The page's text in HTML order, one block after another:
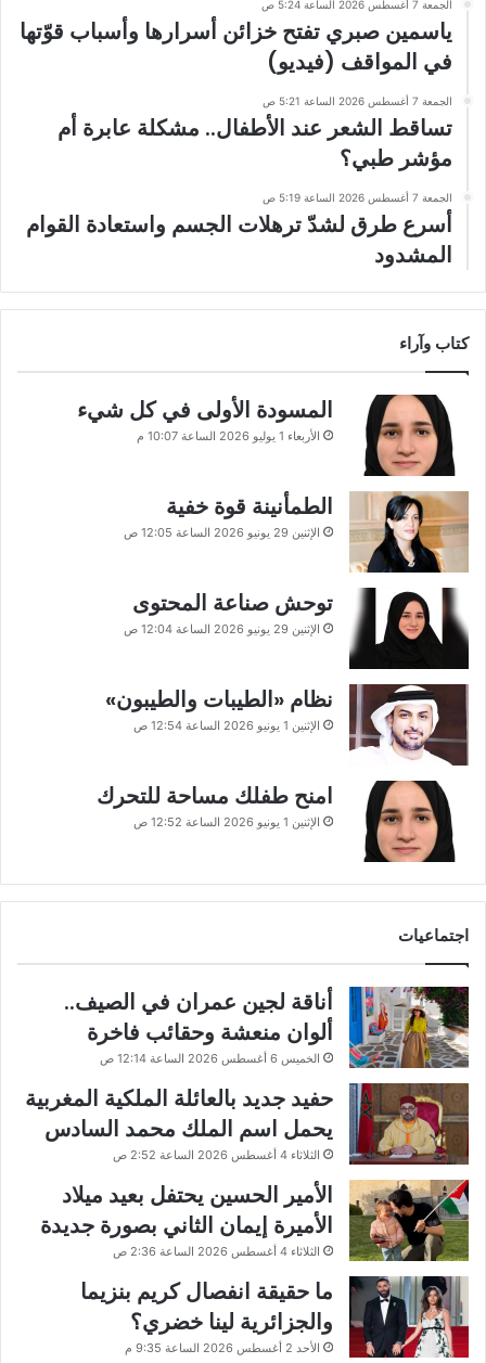
الجمعة 7 أغسطس 2026 الساعة 5:24 ص
ياسمين صبري تفتح خزائن أسرارها وأسباب قوّتها
في المواقف (فيديو)
الجمعة 7 أغسطس 2026 الساعة 5:21 ص
تساقط الشعر عند الأطفال.. مشكلة عابرة أم
مؤشر طبي؟
الجمعة 7 أغسطس 2026 الساعة 5:19 ص
أسرع طرق لشدّ ترهلات الجسم واستعادة القوام
المشدود
كتاب وآراء
المسودة الأولى في كل شيء
الأربعاء 1 يوليو 2026 الساعة 10:07 م
الطمأنينة قوة خفية
الإثنين 29 يونيو 2026 الساعة 12:05 ص
توحش صناعة المحتوى
الإثنين 29 يونيو 2026 الساعة 12:04 ص
نظام «الطيبات والطيبون»
الإثنين 1 يونيو 2026 الساعة 12:54 ص
امنح طفلك مساحة للتحرك
الإثنين 1 يونيو 2026 الساعة 12:52 ص
اجتماعيات
أناقة لجين عمران في الصيف..
ألوان منعشة وحقائب فاخرة
الخميس 6 أغسطس 2026 الساعة 12:14 ص
حفيد جديد بالعائلة الملكية المغربية
يحمل اسم الملك محمد السادس
الثلاثاء 4 أغسطس 2026 الساعة 2:52 ص
الأمير الحسين يحتفل بعيد ميلاد
الأميرة إيمان الثاني بصورة جديدة
الثلاثاء 4 أغسطس 2026 الساعة 2:36 ص
ما حقيقة انفصال كريم بنزيما
والجزائرية لينا خضري؟
الأحد 2 أغسطس 2026 الساعة 9:35 م